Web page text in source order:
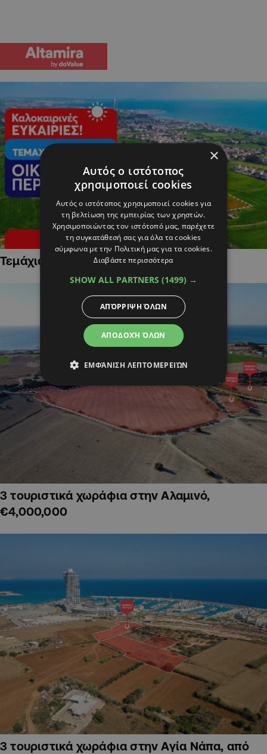
Τεμάχια Γης σε Οικιστικές Περιοχές
3 τουριστικά χωράφια στην Αλαμινό,
€4,000,000
3 τουριστικά χωράφια στην Αγία Νάπα, από
×
Αυτός ο ιστότοπος
χρησιμοποιεί cookies
Αυτός ο ιστότοπος χρησιμοποιεί cookies για
τη βελτίωση της εμπειρίας των χρηστών.
Χρησιμοποιώντας τον ιστότοπό μας, παρέχετε
τη συγκατάθεσή σας για όλα τα cookies
σύμφωνα με την Πολιτική μας για τα cookies.
Διαβάστε περισσότερα
SHOW ALL PARTNERS (1499) →
ΑΠΟΔΟΧΉ ΌΛΩΝ
ΑΠΌΡΡΙΨΗ ΌΛΩΝ
ΕΜΦΆΝΙΣΗ ΛΕΠΤΟΜΕΡΕΙΏΝ